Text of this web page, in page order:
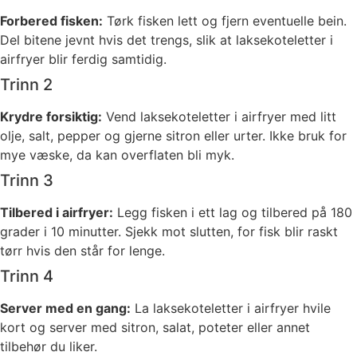
Forbered fisken: Tørk fisken lett og fjern eventuelle bein.
Del bitene jevnt hvis det trengs, slik at laksekoteletter i
airfryer blir ferdig samtidig.
Trinn 2
Krydre forsiktig: Vend laksekoteletter i airfryer med litt
olje, salt, pepper og gjerne sitron eller urter. Ikke bruk for
mye væske, da kan overflaten bli myk.
Trinn 3
Tilbered i airfryer: Legg fisken i ett lag og tilbered på 180
grader i 10 minutter. Sjekk mot slutten, for fisk blir raskt
tørr hvis den står for lenge.
Trinn 4
Server med en gang: La laksekoteletter i airfryer hvile
kort og server med sitron, salat, poteter eller annet
tilbehør du liker.